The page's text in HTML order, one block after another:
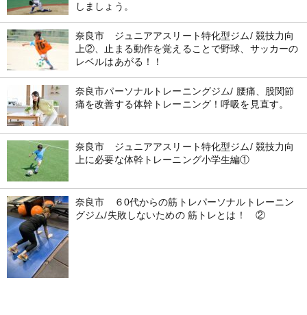
しましょう。
奈良市 ジュニアアスリート特化型ジム/ 競技力向
上②、止まる動作を覚えることで野球、サッカーの
レベルはあがる！！
奈良市パーソナルトレーニングジム/ 腰痛、股関節
痛を改善する体幹トレーニング！呼吸を見直す。
奈良市 ジュニアアスリート特化型ジム/ 競技力向
上に必要な体幹トレーニング小学生編①
奈良市 ６0代からの筋トレパーソナルトレーニン
グジム/失敗しないための 筋トレとは！ ②